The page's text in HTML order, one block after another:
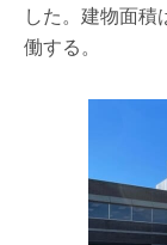
した。建物面
働する。